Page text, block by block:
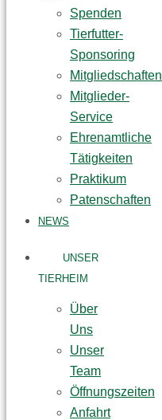
Spenden
Tierfutter-
Sponsoring
Mitgliedschaften
Mitglieder-
Service
Ehrenamtliche
Tätigkeiten
Praktikum
Patenschaften
NEWS
UNSER
TIERHEIM
Über
Uns
Unser
Team
Öffnungszeiten
Anfahrt